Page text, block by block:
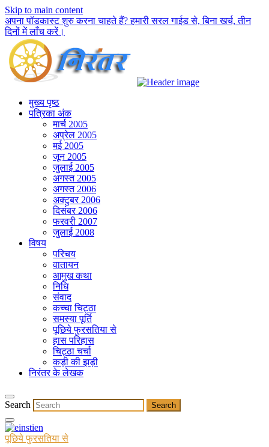
Skip to main content
अपना पॉडकास्ट शुरु करना चाहते हैं? हमारी सरल गाईड से, बिना खर्च, तीन
दिनों में लाँच करें।
मुख्य पृष्ठ
पत्रिका अंक
मार्च 2005
अप्रेल 2005
मई 2005
जून 2005
जुलाई 2005
अगस्त 2005
अगस्त 2006
अक्टुबर 2006
दिसंबर 2006
फरवरी 2007
जुलाई 2008
विषय
परिचय
वातायन
आमुख कथा
निधि
संवाद
कच्चा चिट्ठा
समस्या पूर्ति
पूछिये फुरसतिया से
हास परिहास
चिट्ठा चर्चा
कड़ी की झड़ी
निरंतर के लेखक
Search
पूछिये फुरसतिया से